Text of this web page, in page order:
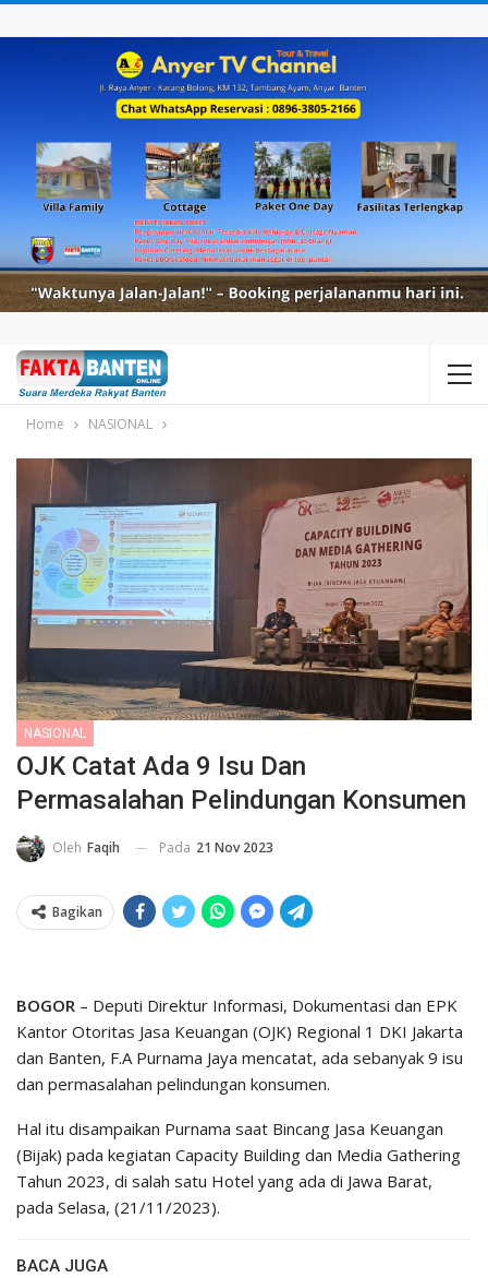
Home NASIONAL
NASIONAL
OJK Catat Ada 9 Isu Dan
Permasalahan Pelindungan Konsumen
Oleh Faqih Pada 21 Nov 2023
Bagikan
BOGOR – Deputi Direktur Informasi, Dokumentasi dan EPK
Kantor Otoritas Jasa Keuangan (OJK) Regional 1 DKI Jakarta
dan Banten, F.A Purnama Jaya mencatat, ada sebanyak 9 isu
dan permasalahan pelindungan konsumen.
Hal itu disampaikan Purnama saat Bincang Jasa Keuangan
(Bijak) pada kegiatan Capacity Building dan Media Gathering
Tahun 2023, di salah satu Hotel yang ada di Jawa Barat,
pada Selasa, (21/11/2023).
BACA JUGA